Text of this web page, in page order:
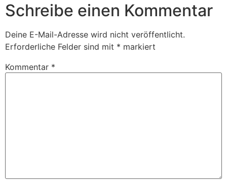
Schreibe einen Kommentar
Deine E-Mail-Adresse wird nicht veröffentlicht.
Erforderliche Felder sind mit * markiert
Kommentar *